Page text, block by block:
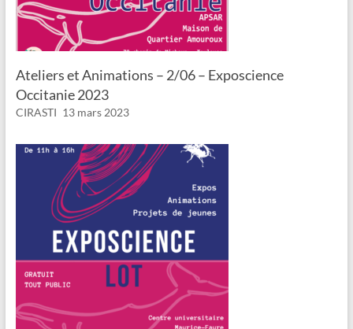
Ateliers et Animations – 2/06 – Exposcience
Occitanie 2023
CIRASTI 13 mars 2023